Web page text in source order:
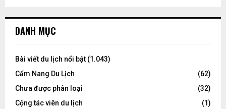
DANH MỤC
Bài viết du lịch nổi bật (1.043)
Cẩm Nang Du Lịch
(62)
Chưa được phân loại
(32)
Cộng tác viên du lịch
(1)